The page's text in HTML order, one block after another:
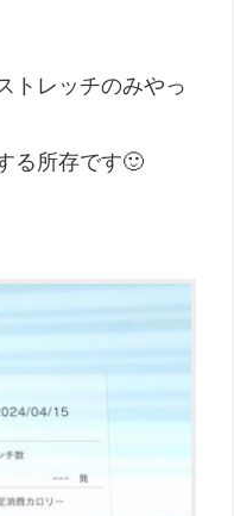
トレッチのみやっ
る所存です🙂